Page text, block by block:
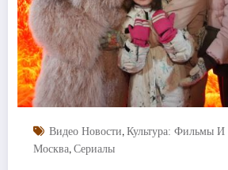
Видео Новости, Культура: Фильмы И
Москва, Сериалы